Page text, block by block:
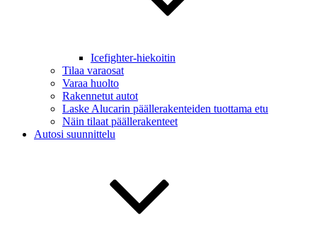
Icefighter-hiekoitin
Tilaa varaosat
Varaa huolto
Rakennetut autot
Laske Alucarin päällerakenteiden tuottama etu
Näin tilaat päällerakenteet
Autosi suunnittelu